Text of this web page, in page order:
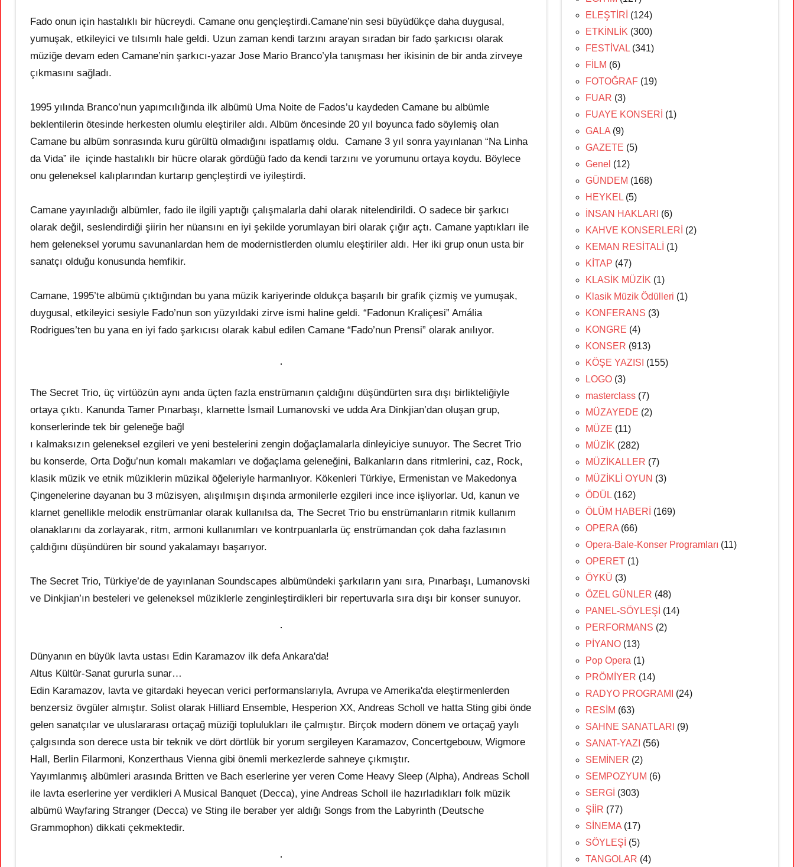
Fado onun için hastalıklı bir hücreydi. Camane onu gençleştirdi.Camane’nin sesi büyüdükçe daha duygusal,
yumuşak, etkileyici ve tılsımlı hale geldi. Uzun zaman kendi tarzını arayan sıradan bir fado şarkıcısı olarak
müziğe devam eden Camane’nin şarkıcı-yazar Jose Mario Branco’yla tanışması her ikisinin de bir anda zirveye
çıkmasını sağladı.
1995 yılında Branco’nun yapımcılığında ilk albümü Uma Noite de Fados’u kaydeden Camane bu albümle
beklentilerin ötesinde herkesten olumlu eleştiriler aldı. Albüm öncesinde 20 yıl boyunca fado söylemiş olan
Camane bu albüm sonrasında kuru gürültü olmadığını ispatlamış oldu. Camane 3 yıl sonra yayınlanan “Na Linha
da Vida” ile içinde hastalıklı bir hücre olarak gördüğü fado da kendi tarzını ve yorumunu ortaya koydu. Böylece
onu geleneksel kalıplarından kurtarıp gençleştirdi ve iyileştirdi.
Camane yayınladığı albümler, fado ile ilgili yaptığı çalışmalarla dahi olarak nitelendirildi. O sadece bir şarkıcı
olarak değil, seslendirdiği şiirin her nüansını en iyi şekilde yorumlayan biri olarak çığır açtı. Camane yaptıkları ile
hem geleneksel yorumu savunanlardan hem de modernistlerden olumlu eleştiriler aldı. Her iki grup onun usta bir
sanatçı olduğu konusunda hemfikir.
Camane, 1995’te albümü çıktığından bu yana müzik kariyerinde oldukça başarılı bir grafik çizmiş ve yumuşak,
duygusal, etkileyici sesiyle Fado’nun son yüzyıldaki zirve ismi haline geldi. “Fadonun Kraliçesi” Amália
Rodrigues’ten bu yana en iyi fado şarkıcısı olarak kabul edilen Camane “Fado’nun Prensi” olarak anılıyor.
The Secret Trio, üç virtüözün aynı anda üçten fazla enstrümanın çaldığını düşündürten sıra dışı birlikteliğiyle
ortaya çıktı. Kanunda Tamer Pınarbaşı, klarnette İsmail Lumanovski ve udda Ara Dinkjian’dan oluşan grup,
konserlerinde tek bir geleneğe bağl
ı kalmaksızın geleneksel ezgileri ve yeni bestelerini zengin doğaçlamalarla dinleyiciye sunuyor. The Secret Trio
bu konserde, Orta Doğu’nun komalı makamları ve doğaçlama geleneğini, Balkanların dans ritmlerini, caz, Rock,
klasik müzik ve etnik müziklerin müzikal öğeleriyle harmanlıyor. Kökenleri Türkiye, Ermenistan ve Makedonya
Çingenelerine dayanan bu 3 müzisyen, alışılmışın dışında armonilerle ezgileri ince ince işliyorlar. Ud, kanun ve
klarnet genellikle melodik enstrümanlar olarak kullanılsa da, The Secret Trio bu enstrümanların ritmik kullanım
olanaklarını da zorlayarak, ritm, armoni kullanımları ve kontrpuanlarla üç enstrümandan çok daha fazlasının
çaldığını düşündüren bir sound yakalamayı başarıyor.
The Secret Trio, Türkiye’de de yayınlanan Soundscapes albümündeki şarkıların yanı sıra, Pınarbaşı, Lumanovski
ve Dinkjian’ın besteleri ve geleneksel müziklerle zenginleştirdikleri bir repertuvarla sıra dışı bir konser sunuyor.
Dünyanın en büyük lavta ustası Edin Karamazov ilk defa Ankara'da!
Altus Kültür-Sanat gururla sunar…
Edin Karamazov, lavta ve gitardaki heyecan verici performanslarıyla, Avrupa ve Amerika'da eleştirmenlerden
benzersiz övgüler almıştır. Solist olarak Hilliard Ensemble, Hesperion XX, Andreas Scholl ve hatta Sting gibi önde
gelen sanatçılar ve uluslararası ortaçağ müziği toplulukları ile çalmıştır. Birçok modern dönem ve ortaçağ yaylı
çalgısında son derece usta bir teknik ve dört dörtlük bir yorum sergileyen Karamazov, Concertgebouw, Wigmore
Hall, Berlin Filarmoni, Konzerthaus Vienna gibi önemli merkezlerde sahneye çıkmıştır.
Yayımlanmış albümleri arasında Britten ve Bach eserlerine yer veren Come Heavy Sleep (Alpha), Andreas Scholl
ile lavta eserlerine yer verdikleri A Musical Banquet (Decca), yine Andreas Scholl ile hazırladıkları folk müzik
albümü Wayfaring Stranger (Decca) ve Sting ile beraber yer aldığı Songs from the Labyrinth (Deutsche
Grammophon) dikkati çekmektedir.
ELEŞTİRİ (124)
ETKİNLİK (300)
FESTİVAL (341)
FİLM (6)
FOTOĞRAF (19)
FUAR (3)
FUAYE KONSERİ (1)
GALA (9)
GAZETE (5)
Genel (12)
GÜNDEM (168)
HEYKEL (5)
İNSAN HAKLARI (6)
KAHVE KONSERLERİ (2)
KEMAN RESİTALİ (1)
KİTAP (47)
KLASİK MÜZİK (1)
Klasik Müzik Ödülleri (1)
KONFERANS (3)
KONGRE (4)
KONSER (913)
KÖŞE YAZISI (155)
LOGO (3)
masterclass (7)
MÜZAYEDE (2)
MÜZE (11)
MÜZİK (282)
MÜZİKALLER (7)
MÜZİKLİ OYUN (3)
ÖDÜL (162)
ÖLÜM HABERİ (169)
OPERA (66)
Opera-Bale-Konser Programları (11)
OPERET (1)
ÖYKÜ (3)
ÖZEL GÜNLER (48)
PANEL-SÖYLEŞİ (14)
PERFORMANS (2)
PİYANO (13)
Pop Opera (1)
PRÖMİYER (14)
RADYO PROGRAMI
(24)
RESİM (63)
SAHNE SANATLARI (9)
SANAT-YAZI (56)
SEMİNER (2)
SEMPOZYUM (6)
SERGİ (303)
ŞİİR (77)
SİNEMA (17)
SÖYLEŞİ (5)
TANGOLAR (4)